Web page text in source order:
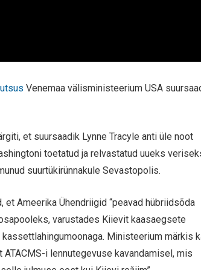
Venemaa välisministeerium USA
et suursaadik Lynne Tracyle anti üle noot
toetatud ja relvastatud uueks
suurtükirünnakule Sevastopolis.
Ameerika Ühendriigid “peavad hübriidsõda
varustades Kiievit kaasaegsete
Ministeerium märkis
i lennutegevuse kavandamisel, mis